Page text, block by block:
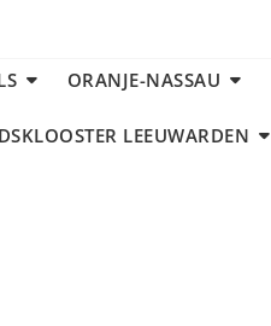
ORANJE-NASSAU
LEEUWARDEN